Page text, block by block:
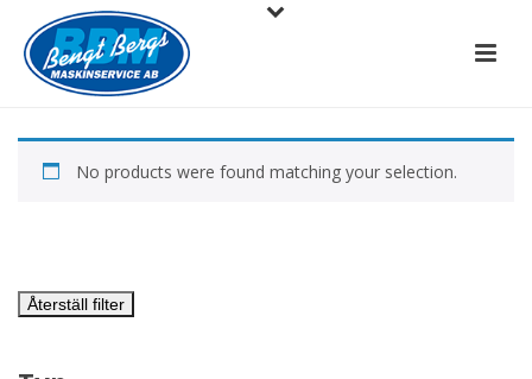
No products were found matching your selection.
Återställ filter